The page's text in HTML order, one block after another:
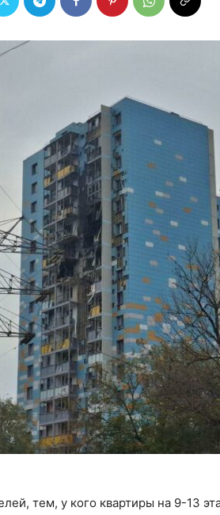
тем, у кого квартиры на 9-13